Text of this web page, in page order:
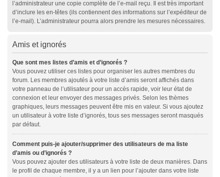
l’administrateur une copie complète de l’e-mail reçu. Il est très important
d’inclure les en-têtes (ils contiennent des informations sur l’expéditeur de
l’e-mail). L’administrateur pourra alors prendre les mesures nécessaires.
Amis et ignorés
Que sont mes listes d’amis et d’ignorés ?
Vous pouvez utiliser ces listes pour organiser les autres membres du
forum. Les membres ajoutés à votre liste d’amis seront affichés dans
votre panneau de l’utilisateur pour un accès rapide, voir leur état de
connexion et leur envoyer des messages privés. Selon les thèmes
graphiques, leurs messages peuvent être mis en valeur. Si vous ajoutez
un utilisateur à votre liste d’ignorés, tous ses messages seront masqués
par défaut.
Comment puis-je ajouter/supprimer des utilisateurs de ma liste
d’amis ou d’ignorés ?
Vous pouvez ajouter des utilisateurs à votre liste de deux manières. Dans
le profil de chaque membre, il y a un lien pour l’ajouter dans votre liste